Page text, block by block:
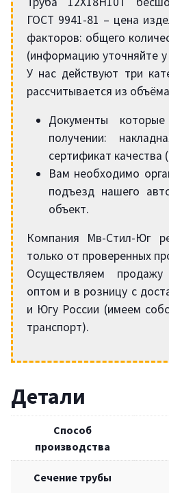
ГОСТ 9941-81 – цена
факторов: общего
(информацию уточняйте
У нас действуют три
рассчитывается из
Документы
получении:
сертификат качества
Вам необходимо
подъезд нашего
объект.
Компания Мв-Стил-Юг
только от проверенных
Осуществляем
оптом и в розницу с
и Югу России (имеем
транспорт).
Детали
Способ
производства
Сечение трубы